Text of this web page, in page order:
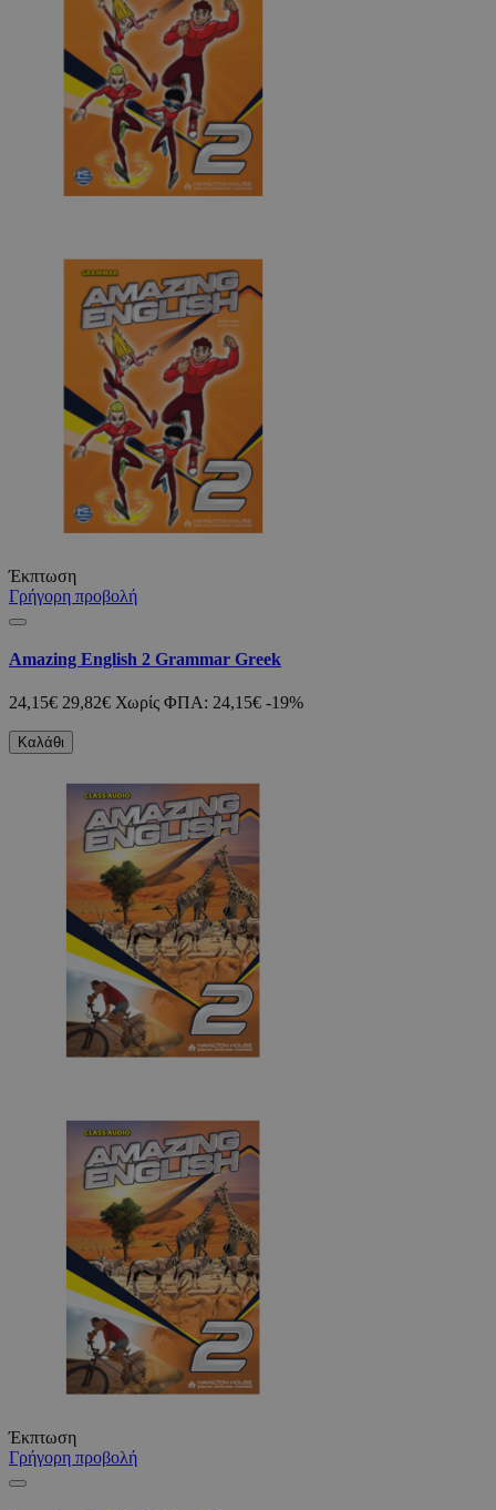
Έκπτωση
Γρήγορη προβολή
Amazing English 2 Grammar Greek
24,15€ 29,82€ Χωρίς ΦΠΑ: 24,15€ -19%
Καλάθι
Έκπτωση
Γρήγορη προβολή